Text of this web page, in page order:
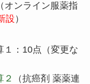
オンライン服薬指
設 ）
１：10点（変更な
２
（抗癌剤 薬薬連